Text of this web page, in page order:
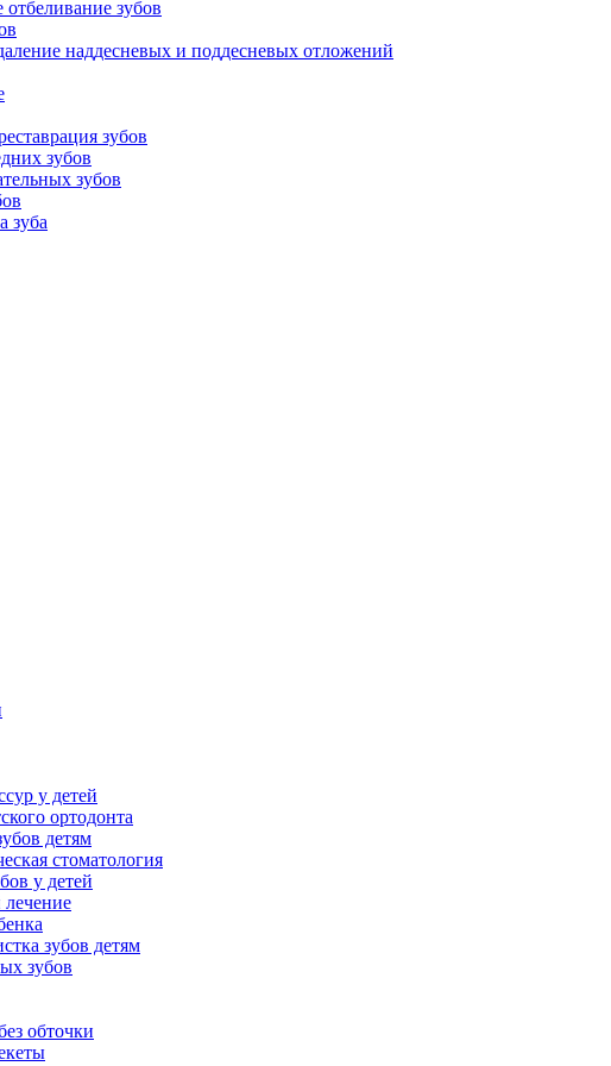
зубов
наддесневых и поддесневых отложений
зубов
зубов
зубов
зуба
у детей
ортодонта
детям
стоматология
у детей
лечение
зубов детям
зубов
обточки